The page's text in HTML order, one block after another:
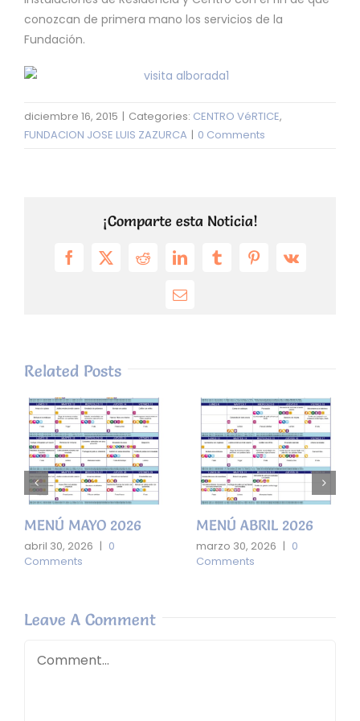
conozcan de primera mano los servicios de la
Fundación.
diciembre 16, 2015 | Categories: CENTRO VéRTICE,
FUNDACION JOSE LUIS ZAZURCA | 0 Comments
¡Comparte esta Noticia!
Facebook
X RedditLinkedInTumblrPinterest
Vk
Email
Related Posts
MENÚ MAYO 2026
abril 30, 2026 | 0
Comments
MENÚ ABRIL 2026
marzo 30, 2026 | 0
Comments
Leave A Comment